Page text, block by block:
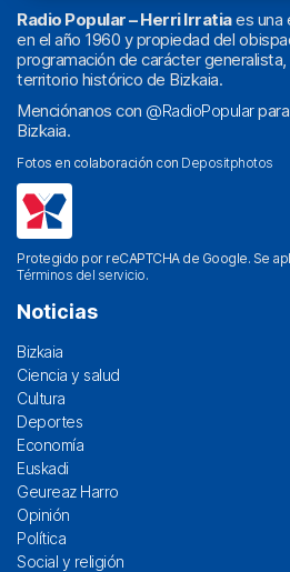
Radio Popular – Herri Irratiaes una
en el año 1960 y propiedad del
programación de carácter
territorio histórico de Bizkaia.
Menciónanos con @RadioPopular
Bizkaia.
Fotos en colaboración con Depositphotos
Protegido por reCAPTCHA de Google. Se
Términos del servicio.
Noticias
Bizkaia
Ciencia y salud
Cultura
Deportes
Economía
Euskadi
Geureaz Harro
Opinión
Política
Social y religión